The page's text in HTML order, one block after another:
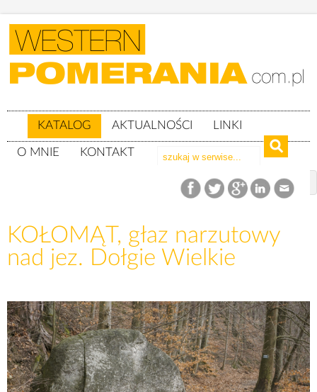
KATALOG AKTUALNOŚCI LINKI
O MNIE KONTAKT
woj. zachodniopomorskie
KOŁOMĄT, głaz narzutowy nad jez. Dołgie Wielkie
KOŁOMĄT, głaz narzutowy
nad jez. Dołgie Wielkie